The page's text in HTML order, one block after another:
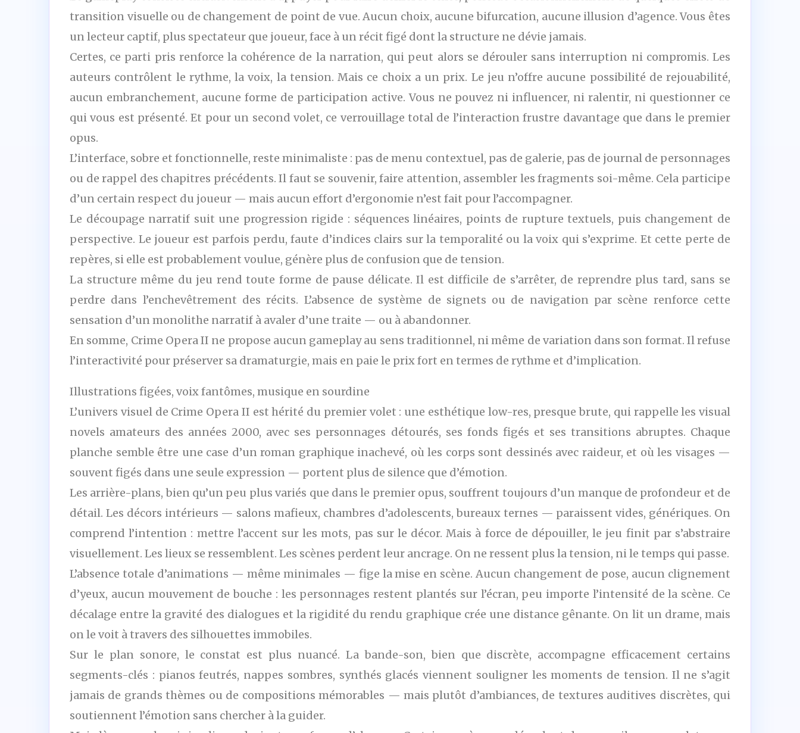
transition visuelle ou de changement de point de vue. Aucun choix, aucune bifurcation, aucune illusion d’agence. Vous êtes
un lecteur captif, plus spectateur que joueur, face à un récit figé dont la structure ne dévie jamais.
Certes, ce parti pris renforce la cohérence de la narration, qui peut alors se dérouler sans interruption ni compromis. Les
auteurs contrôlent le rythme, la voix, la tension. Mais ce choix a un prix. Le jeu n’offre aucune possibilité de rejouabilité,
aucun embranchement, aucune forme de participation active. Vous ne pouvez ni influencer, ni ralentir, ni questionner ce
qui vous est présenté. Et pour un second volet, ce verrouillage total de l’interaction frustre davantage que dans le premier
opus.
L’interface, sobre et fonctionnelle, reste minimaliste : pas de menu contextuel, pas de galerie, pas de journal de personnages
ou de rappel des chapitres précédents. Il faut se souvenir, faire attention, assembler les fragments soi-même. Cela participe
d’un certain respect du joueur — mais aucun effort d’ergonomie n’est fait pour l’accompagner.
Le découpage narratif suit une progression rigide : séquences linéaires, points de rupture textuels, puis changement de
perspective. Le joueur est parfois perdu, faute d’indices clairs sur la temporalité ou la voix qui s’exprime. Et cette perte de
repères, si elle est probablement voulue, génère plus de confusion que de tension.
La structure même du jeu rend toute forme de pause délicate. Il est difficile de s’arrêter, de reprendre plus tard, sans se
perdre dans l’enchevêtrement des récits. L’absence de système de signets ou de navigation par scène renforce cette
sensation d’un monolithe narratif à avaler d’une traite — ou à abandonner.
En somme, Crime Opera II ne propose aucun gameplay au sens traditionnel, ni même de variation dans son format. Il refuse
l’interactivité pour préserver sa dramaturgie, mais en paie le prix fort en termes de rythme et d’implication.
Illustrations figées, voix fantômes, musique en sourdine
L’univers visuel de Crime Opera II est hérité du premier volet : une esthétique low-res, presque brute, qui rappelle les visual
novels amateurs des années 2000, avec ses personnages détourés, ses fonds figés et ses transitions abruptes. Chaque
planche semble être une case d’un roman graphique inachevé, où les corps sont dessinés avec raideur, et où les visages —
souvent figés dans une seule expression — portent plus de silence que d’émotion.
Les arrière-plans, bien qu’un peu plus variés que dans le premier opus, souffrent toujours d’un manque de profondeur et de
détail. Les décors intérieurs — salons mafieux, chambres d’adolescents, bureaux ternes — paraissent vides, génériques. On
comprend l’intention : mettre l’accent sur les mots, pas sur le décor. Mais à force de dépouiller, le jeu finit par s’abstraire
visuellement. Les lieux se ressemblent. Les scènes perdent leur ancrage. On ne ressent plus la tension, ni le temps qui passe.
L’absence totale d’animations — même minimales — fige la mise en scène. Aucun changement de pose, aucun clignement
d’yeux, aucun mouvement de bouche : les personnages restent plantés sur l’écran, peu importe l’intensité de la scène. Ce
décalage entre la gravité des dialogues et la rigidité du rendu graphique crée une distance gênante. On lit un drame, mais
on le voit à travers des silhouettes immobiles.
Sur le plan sonore, le constat est plus nuancé. La bande-son, bien que discrète, accompagne efficacement certains
segments-clés : pianos feutrés, nappes sombres, synthés glacés viennent souligner les moments de tension. Il ne s’agit
jamais de grands thèmes ou de compositions mémorables — mais plutôt d’ambiances, de textures auditives discrètes, qui
soutiennent l’émotion sans chercher à la guider.